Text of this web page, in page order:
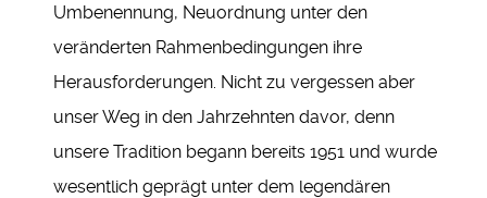
Umbenennung, Neuordnung unter den
veränderten Rahmenbedingungen ihre
Herausforderungen. Nicht zu vergessen aber
unser Weg in den Jahrzehnten davor, denn
unsere Tradition begann bereits 1951 und wurde
wesentlich geprägt unter dem legendären